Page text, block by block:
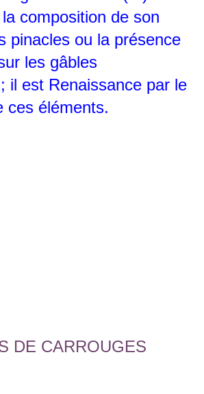
composition de son
pinacles ou la présence
les gâbles
il est Renaissance par le
ces éléments.